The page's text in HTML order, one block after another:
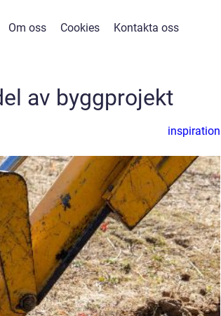
Om oss Cookies Kontakta oss
av byggprojekt
inspiration